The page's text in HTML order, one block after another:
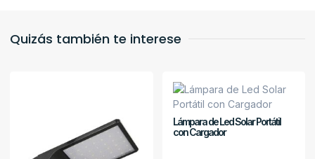
Quizás también te interese
Lámpara de Led Solar Portátil
con Cargador